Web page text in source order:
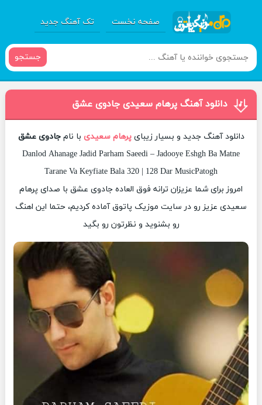
صفحه نخست تک آهنگ جدید
جستجو
دانلود آهنگ پرهام سعیدی جادوی عشق
دانلود آهنگ جدید و بسیار زیبایپرهام سعیدی با نامجادوی عشق
Danlod Ahanage Jadid Parham Saeedi – Jadooye Eshgh Ba Matne
Tarane Va Keyfiate Bala 320 | 128 Dar MusicPatogh
امروز برای شما عزیزان ترانه فوق العاده جادوی عشق با صدای پرهام
سعیدی عزیز رو در سایت موزیک پاتوق آماده کردیم، حتما این اهنگ
رو بشنوید و نظرتون رو بگید